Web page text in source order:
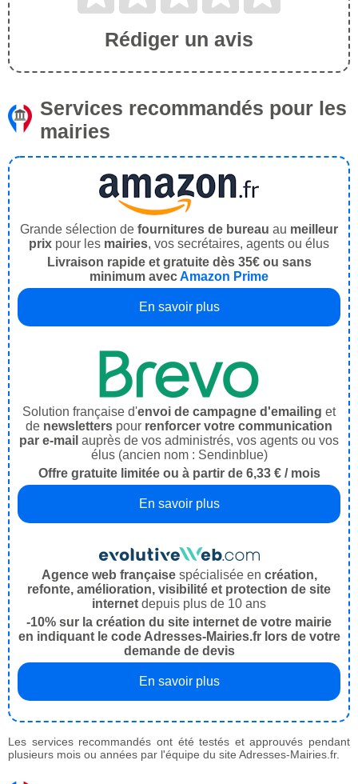
Rédiger un avis
Services recommandés pour les
mairies
Grande sélection de fournitures de bureau au meilleur
prix pour les mairies, vos secrétaires, agents ou élus
Livraison rapide et gratuite dès 35€ ou sans
minimum avecAmazon Prime
En savoir plus
Solution française d'envoi de campagne d'emailing et
de newsletters pour renforcer votre communication
par e-mail auprès de vos administrés, vos agents ou vos
élus (ancien nom : Sendinblue)
Offre gratuite limitée ou à partir de 6,33 € / mois
En savoir plus
Agence web françaisespécialisée en création,
refonte, amélioration, visibilité et protection de site
internet depuis plus de 10 ans
-10% sur la création du site internet de votre mairie
en indiquant le code Adresses-Mairies.fr lors de votre
demande de devis
En savoir plus
Les services recommandés ont été testés et approuvés pendant
plusieurs mois ou années par l'équipe du site Adresses-Mairies.fr.